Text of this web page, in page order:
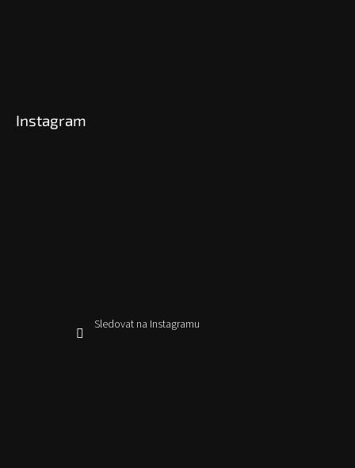
Instagram
Sledovat na Instagramu